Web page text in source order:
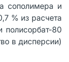
сополимера и
% из расчета
полисорбат-80
в дисперсии)